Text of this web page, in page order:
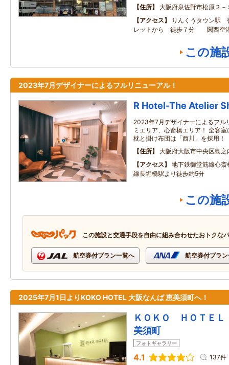
住所
大阪府泉佐野市松原２－
アクセス
りんくうタウン駅
レットから 徒歩７分 関西空
この施
2023年7月デザイナーによるフルリニューアル！
R Hotel-The Atelier
2023年7月デザイナーによるフル
ミエリア、心斎橋エリア！ 全客
枕と掛け布団は「西川」を採用！
住所
大阪府大阪市中央区島
アクセス
地下鉄御堂筋線心
線長堀橋駅より徒歩約5分
この施
この施設と交通手段を自由に組み合わせたおトクな
航空券付プラン一覧へ 航空券付プラ
2025年7月1日よりKOKO HOTEL 大阪なんば 恵美須町へ！
ＫＯＫＯ ＨＯＴＥ
美須町
フォトギャラリー
4.1 137件